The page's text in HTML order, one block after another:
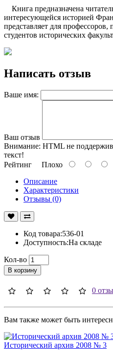
Книга предназначена
интересующейся историей
представляет для профессоров,
студентов исторических
Написать отзыв
Ваше имя:
Ваш отзыв
Внимание: HTML не
текст!
Рейтинг Плохо
Описание
Характеристики
Отзывы (0)
Код товара:536-01
Доступность:На складе
Кол-во
В корзину
0
Вам также может быть
Исторический архив 2008 № 3